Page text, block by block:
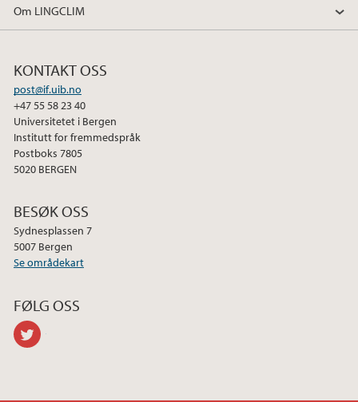
Om LINGCLIM
KONTAKT OSS
post@if.uib.no
+47 55 58 23 40
Universitetet i Bergen
Institutt for fremmedspråk
Postboks 7805
5020 BERGEN
BESØK OSS
Sydnesplassen 7
5007 Bergen
Se områdekart
FØLG OSS